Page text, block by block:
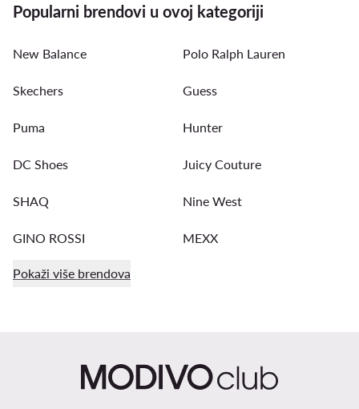
Popularni brendovi u ovoj kategoriji
New Balance Polo Ralph Lauren
Skechers Guess
Puma Hunter
DC Shoes Juicy Couture
SHAQ Nine West
GINO ROSSI MEXX
Pokaži više brendova